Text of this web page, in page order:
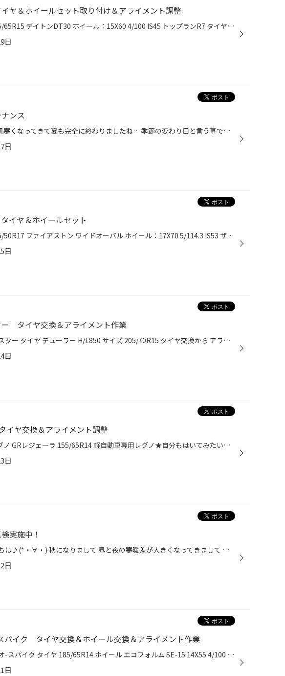
ヤ＆ホイールセット取り付け＆アライメント調整
タイヤ：185/65R15 デイトンDT30 ホイール：15X60 4/100 IS45 トップランR7 タイヤは純正サイズのお買い得アルミセットです！！乗り心地も損なうことなくスチール ホイールからイメージチェンジされたい方、またホイールキャップが無くなったり、ガリキズ が付いてしまった方など、タイヤとご一緒に...
日
ンス
もう、少し肌寒くなってきて夏も完全に終わりましたね… 季節の変わり目と言う事で体調を崩す人が増える為、体調管理には気をつけて下さい。 皆様の愛車の具合はどうでしょうか？特にバッテリー！！ これから寒くなってくると年数が経っていたり、劣化が進んでいるバッテリーに関しては 弱まってエン...
日
イヤ＆ホイールセット
タイヤ：215/50R17 ファイアストン ワイドオーバル ホイール：17X70 5/114.3 IS53 ザック JP112 純正から１インチアップでのセットのお求めでした！！ さりげないグレーの12本スポーク★店内お買い得コーナーよりお求め頂きました！！ かなりお似合いだと思いませんか？ヨーロピアンなおクルマの造...
日
ー タイヤ交換＆アライメント作業
お車 フォレスター タイヤ デューラー H/L850 サイズ 205/70R15 タイヤ交換から アライメント調整もさせていただきました。 100KM点検でまたお待ち致しております。 本日はご利用いただき誠にありがとうございました。
日
イヤ交換＆アライメント調整
タイヤ：レグノ GRレジェーラ 155/65R14 軽自動車専用レグノ★自分もはいてみたいです！！ きっちりとアライメント調整もさせていただきました♪ お買い上げ頂き、誠にありがとうございました！！
日
実施中！
皆様 こんにちは♪(*・∀・) 秋になりまして 昼と夜の寒暖差が大きくなってきまして 皆様、風邪などひかれていないですか？ これから寒くなるにつれて、お車にかかる負担も大きくなってまいります。 タイヤ館都筑インターでは無料安全点検実施中です。 暑かった夏から、気温が下がり始める季節の変わ...
日
パイク タイヤ交換＆ホイール交換＆アライメント作業
お車 モビリオ-スパイク タイヤ 185/65R14 ホイール エコフォルム SE-15 14X55 4/100 タイヤとホイールをセットでご購入いただきました。 静粛性の高いタイヤとシンプルで丈夫なホイールをお選び頂きました。 お客様はサーフィンをされるそうなので 塩害対策もバッチリのホイールになっております。...
日